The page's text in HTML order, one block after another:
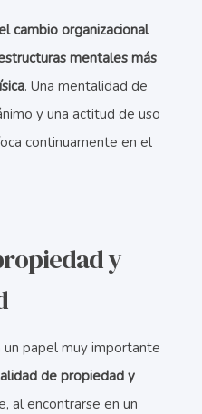
cambio organizacional
mentales más
. Una mentalidad de
y una actitud de uso
continuamente en el
y
un papel muy importante
de propiedad y
al encontrarse en un